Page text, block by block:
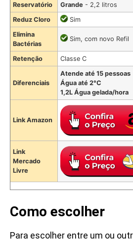
Reservatório
Grande - 2,2 litros
Reduz Cloro
Sim
Elimina
Bactérias
Sim, com novo Refil
Retenção Classe C
Diferenciais
Atende até 15 pessoas
Água até 2°C
1,2L Água gelada/hora
Link Amazon
Link
Mercado
Livre
Como escolher
Para escolher entre um ou